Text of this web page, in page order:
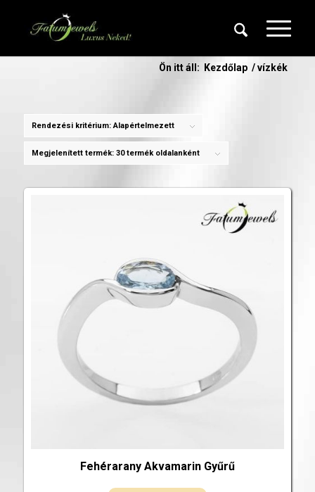
Ön itt áll: Kezdőlap / vízkék
Rendezési kritérium:Alapértelmezett
Megjelenített termék: 30 termék oldalanként
Fehérarany Akvamarin Gyűrű